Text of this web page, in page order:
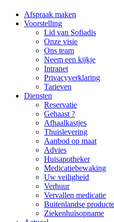
Afspraak maken
Voorstelling
Lid van Sofiadis
Onze visie
Ons team
Neem een kijkje
Intranet
Privacyverklaring
Tarieven
Diensten
Reservatie
Gehaast ?
Afhaalkastjes
Thuislevering
Aanbod op maat
Advies
Huisapotheker
Medicatiebewaking
Uw veiligheid
Verhuur
Vervallen medicatie
Buitenlandse
Ziekenhuisopname